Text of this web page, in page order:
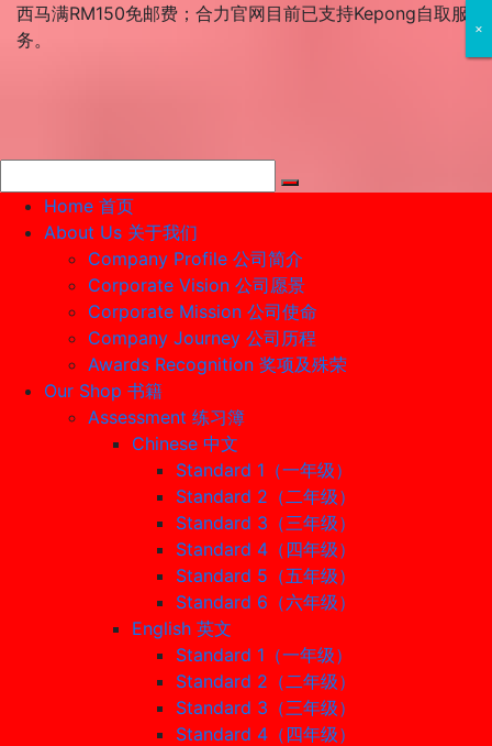
Skip西马满RM150免邮费；合力官网目前已支持Kepong自取服
务。
Home 首页
About Us 关于我们
Company Profile 公司简介
Corporate Vision 公司愿景
Corporate Mission 公司使命
Company Journey 公司历程
Awards Recognition 奖项及殊荣
Our Shop 书籍
Assessment 练习簿
Chinese 中文
Standard 1（一年级）
Standard 2（二年级）
Standard 3（三年级）
Standard 4（四年级）
Standard 5（五年级）
Standard 6（六年级）
English 英文
Standard 1（一年级）
Standard 2（二年级）
Standard 3（三年级）
Standard 4（四年级）
×
×
×